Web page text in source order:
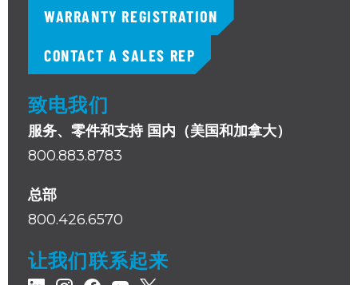
WARRANTY REGISTRATION
CONTACT A SALES REP
致电我们
服务、零件和支持 国内（美国和加拿大）
800.883.8783
总部
800.426.6570
让我们联系起来